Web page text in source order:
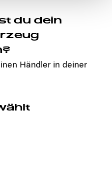
erforderlich sind.
du dein
Händler in deiner